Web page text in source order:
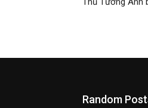
Random